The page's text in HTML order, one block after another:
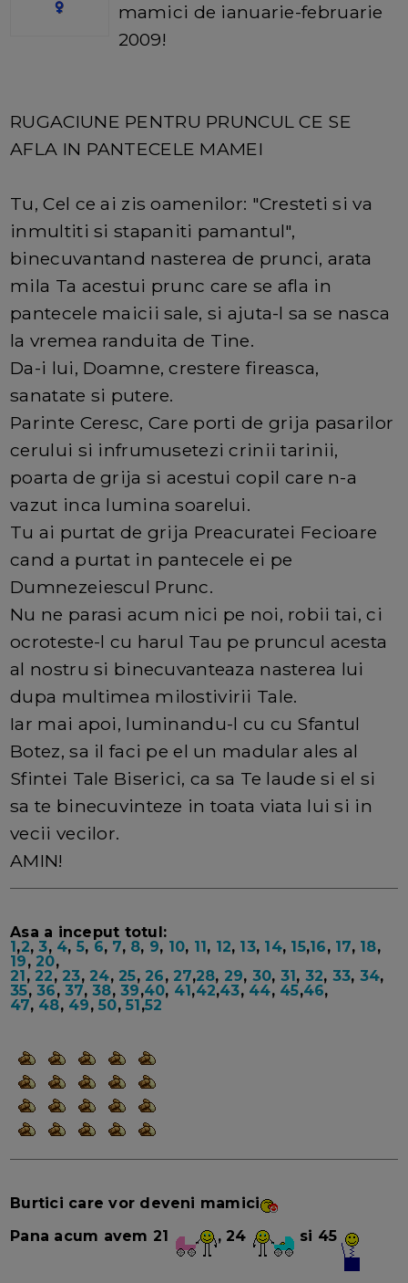
mamici de ianuarie-februarie
2009!
RUGACIUNE PENTRU PRUNCUL CE SE
AFLA IN PANTECELE MAMEI
Tu, Cel ce ai zis oamenilor: "Cresteti si va
inmultiti si stapaniti pamantul",
binecuvantand nasterea de prunci, arata
mila Ta acestui prunc care se afla in
pantecele maicii sale, si ajuta-l sa se nasca
la vremea randuita de Tine.
Da-i lui, Doamne, crestere fireasca,
sanatate si putere.
Parinte Ceresc, Care porti de grija pasarilor
cerului si infrumusetezi crinii tarinii,
poarta de grija si acestui copil care n-a
vazut inca lumina soarelui.
Tu ai purtat de grija Preacuratei Fecioare
cand a purtat in pantecele ei pe
Dumnezeiescul Prunc.
Nu ne parasi acum nici pe noi, robii tai, ci
ocroteste-l cu harul Tau pe pruncul acesta
al nostru si binecuvanteaza nasterea lui
dupa multimea milostivirii Tale.
Iar mai apoi, luminandu-l cu cu Sfantul
Botez, sa il faci pe el un madular ales al
Sfintei Tale Biserici, ca sa Te laude si el si
sa te binecuvinteze in toata viata lui si in
vecii vecilor.
AMIN!
Asa a inceput totul:
1,2, 3, 4, 5, 6, 7, 8, 9, 10, 11, 12, 13, 14, 15,16, 17, 18,
19, 20,
21, 22, 23, 24, 25, 26, 27,28, 29, 30, 31, 32, 33, 34,
35,36,37,38,39,40, 41,42,43, 44, 45,46,
47, 48, 49,50,51,52
Burtici care vor deveni mamici
Pana acum avem 21
, 24 si 45